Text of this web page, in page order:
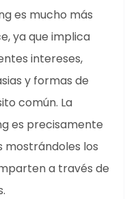
es mucho más
ya que implica
intereses,
y formas de
común. La
es precisamente
mostrándoles los
a través de